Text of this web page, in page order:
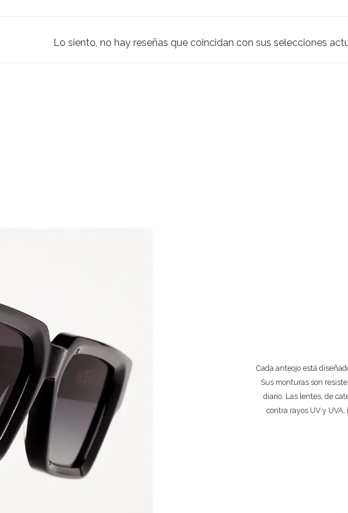
Lo siento, no hay reseñas que coincidan con sus selecciones
Cada anteojo está
Sus monturas son
diario. Las lentes, de
contra rayos UV y